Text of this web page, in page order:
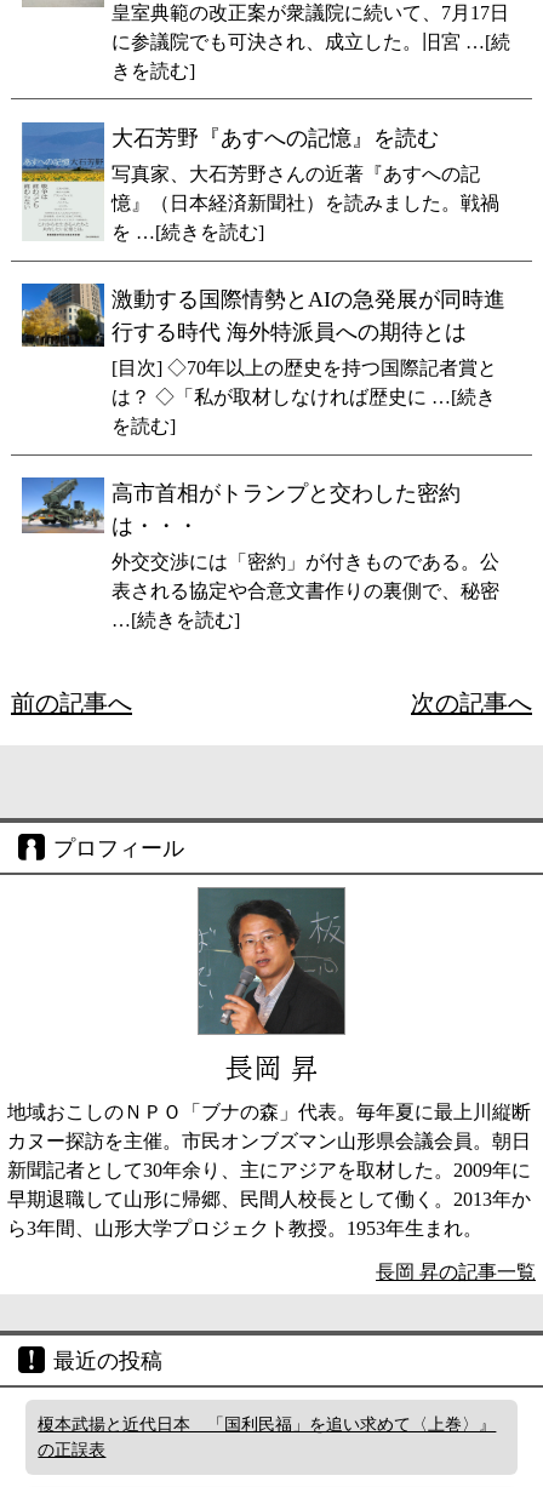
皇室典範の改正案が衆議院に続いて、7月17日
に参議院でも可決され、成立した。旧宮 …[続
きを読む]
大石芳野『あすへの記憶』を読む
写真家、大石芳野さんの近著『あすへの記
憶』（日本経済新聞社）を読みました。戦禍
を …[続きを読む]
激動する国際情勢とAIの急発展が同時進
行する時代 海外特派員への期待とは
[目次] ◇70年以上の歴史を持つ国際記者賞と
は？ ◇「私が取材しなければ歴史に …[続き
を読む]
高市首相がトランプと交わした密約
は・・・
外交交渉には「密約」が付きものである。公
表される協定や合意文書作りの裏側で、秘密
…[続きを読む]
前の記事へ 次の記事へ
プロフィール
長岡 昇
地域おこしのＮＰＯ「ブナの森」代表。毎年夏に最上川縦断
カヌー探訪を主催。市民オンブズマン山形県会議会員。朝日
新聞記者として30年余り、主にアジアを取材した。2009年に
早期退職して山形に帰郷、民間人校長として働く。2013年か
ら3年間、山形大学プロジェクト教授。1953年生まれ。
長岡 昇の記事一覧
最近の投稿
榎本武揚と近代日本 「国利民福」を追い求めて〈上巻〉』
の正誤表